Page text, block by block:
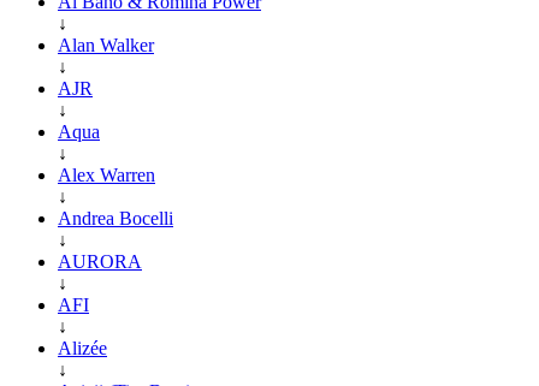
↓
Alan Walker
↓
AJR
↓
Aqua
↓
Alex Warren
↓
Andrea Bocelli
↓
AURORA
↓
AFI
↓
Alizée
↓